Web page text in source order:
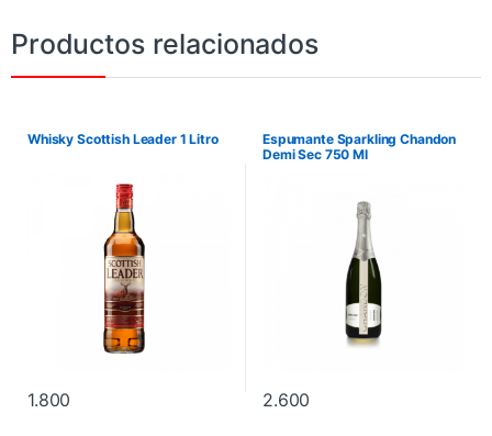
Productos relacionados
Whisky Scottish Leader 1 Litro
1.800
Espumante Sparkling Chandon
Demi Sec 750 Ml
2.600